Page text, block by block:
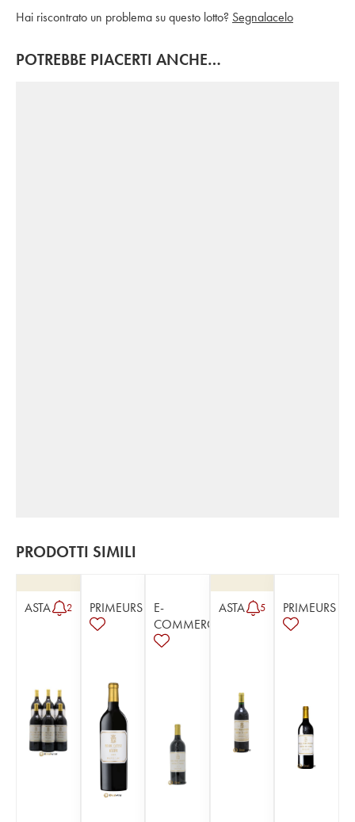
Hai riscontrato un problema su questo lotto? Segnalacelo
POTREBBE PIACERTI ANCHE…
PRODOTTI SIMILI
ASTA 2 PRIMEURS
E-
COMMERCE
ASTA 5 PRIMEURS